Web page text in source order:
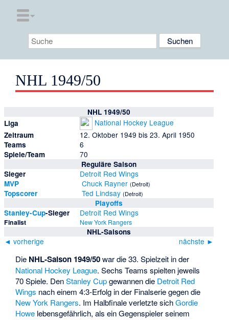
NHL 1949/50
NHL 1949/50
Liga
National Hockey League
Zeitraum 12. Oktober 1949 bis 23. April 1950
Teams 6
Spiele/Team 70
Reguläre Saison
Sieger
Detroit Red Wings
MVP Chuck Rayner (Detroit)
Topscorer Ted Lindsay (Detroit)
Playoffs
Stanley-Cup-Sieger Detroit Red Wings
Finalist New York Rangers
NHL-Saisons
◄ vorherige nächste ►
Die NHL-Saison 1949/50war die 33. Spielzeit in der
National Hockey League. Sechs Teams spielten jeweils
70 Spiele. DenStanley Cupgewannen die Detroit Red
Wings nach einem 4:3-Erfolg in der Finalserie gegen die
New York Rangers. Im Halbfinale verletzte sichGordie
Howe lebensgefährlich, als ein Gegenspieler seinem